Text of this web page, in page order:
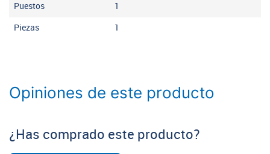
Puestos 1
Piezas 1
Opiniones de este producto
¿Has comprado este producto?